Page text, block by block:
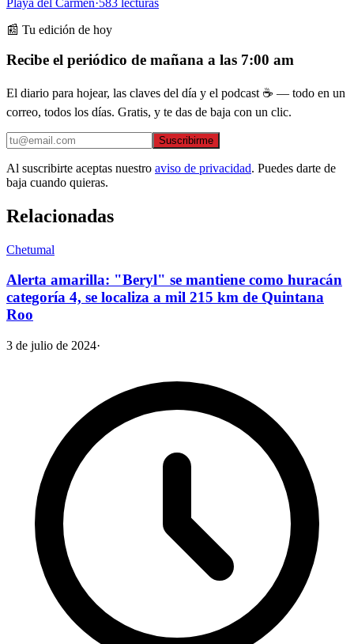
📰 Tu edición de hoy
Recibe el periódico de mañana a las 7:00 am
El diario para hojear, las claves del día y el podcast ☕ — todo en un
correo, todos los días. Gratis, y te das de baja con un clic.
Suscribirme
Al suscribirte aceptas nuestro aviso de privacidad. Puedes darte de
baja cuando quieras.
Relacionadas
Chetumal
Alerta amarilla: "Beryl" se mantiene como huracán
categoría 4, se localiza a mil 215 km de Quintana
Roo
3 de julio de 2024·